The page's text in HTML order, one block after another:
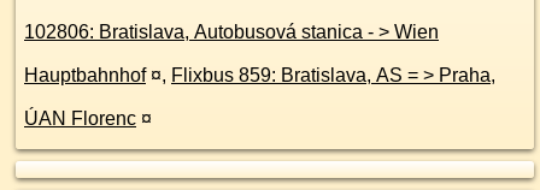
102806: Bratislava, Autobusová stanica - > Wien
Hauptbahnhof ¤, Flixbus 859: Bratislava, AS = > Praha,
ÚAN Florenc ¤